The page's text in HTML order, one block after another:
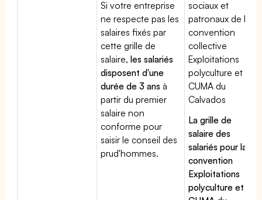
Si votre entreprise
ne respecte pas les
salaires fixés par
cette grille de
salaire,les salariés
disposent d'une
durée de 3 ans à
partir du premier
salaire non
conforme pour
saisir le conseil des
prud'hommes.
sociaux et
patronaux de la
convention
collective
Exploitations
polyculture et
CUMA du
Calvados
La grille de
salaire des
salariés pour la
convention
Exploitations
polyculture et